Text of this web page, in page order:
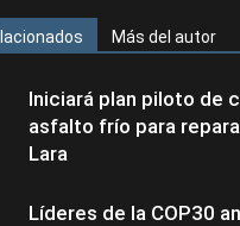
Más del autor
Iniciará plan piloto de
asfalto frío para
Lara
Líderes de la COP30